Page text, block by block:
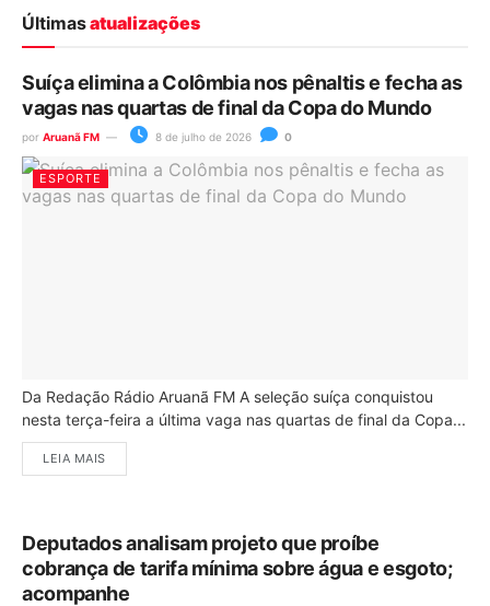
Últimasatualizações
Suíça elimina a Colômbia nos pênaltis e fecha as
vagas nas quartas de final da Copa do Mundo
por Aruanã FM 8 de julho de 2026 0
ESPORTE
Da Redação Rádio Aruanã FM A seleção suíça conquistou
nesta terça-feira a última vaga nas quartas de final da Copa...
LEIA MAIS
Deputados analisam projeto que proíbe
cobrança de tarifa mínima sobre água e esgoto;
acompanhe